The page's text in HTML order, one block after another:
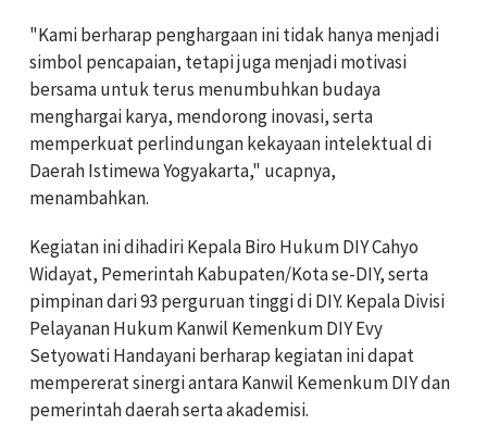
"Kami berharap penghargaan ini tidak hanya menjadi
simbol pencapaian, tetapi juga menjadi motivasi
bersama untuk terus menumbuhkan budaya
menghargai karya, mendorong inovasi, serta
memperkuat perlindungan kekayaan intelektual di
Daerah Istimewa Yogyakarta," ucapnya,
menambahkan.
Kegiatan ini dihadiri Kepala Biro Hukum DIY Cahyo
Widayat, Pemerintah Kabupaten/Kota se-DIY, serta
pimpinan dari 93 perguruan tinggi di DIY. Kepala Divisi
Pelayanan Hukum Kanwil Kemenkum DIY Evy
Setyowati Handayani berharap kegiatan ini dapat
mempererat sinergi antara Kanwil Kemenkum DIY dan
pemerintah daerah serta akademisi.